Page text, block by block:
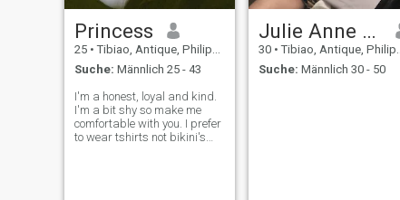
Princess
25 • Tibiao, Antique, Philippinen
Suche: Männlich 25 - 43
I'm a honest, loyal and kind.
I'm a bit shy so make me
comfortable with you. I prefer
to wear tshirts not bikini's
Julie Anne Gindap
30 • Tibiao, Antique, Philippinen
Suche: Männlich 30 - 50